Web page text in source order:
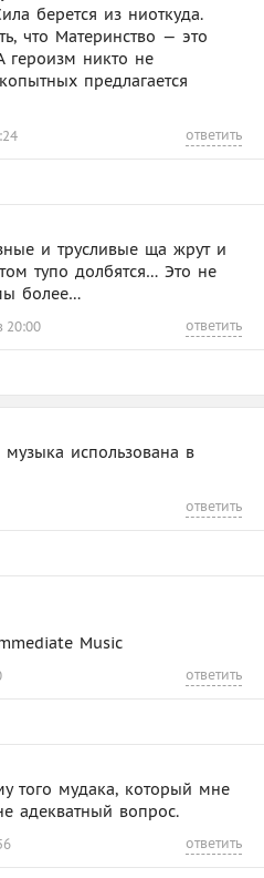
берется из ниоткуда.
что Материнство — это
героизм никто не
предлагается
ответить
и трусливые ща жрут и
тупо долбятся… Это не
более…
20:00 ответить
музыка использована в
ответить
Music
ответить
того мудака, который мне
адекватный вопрос.
ответить